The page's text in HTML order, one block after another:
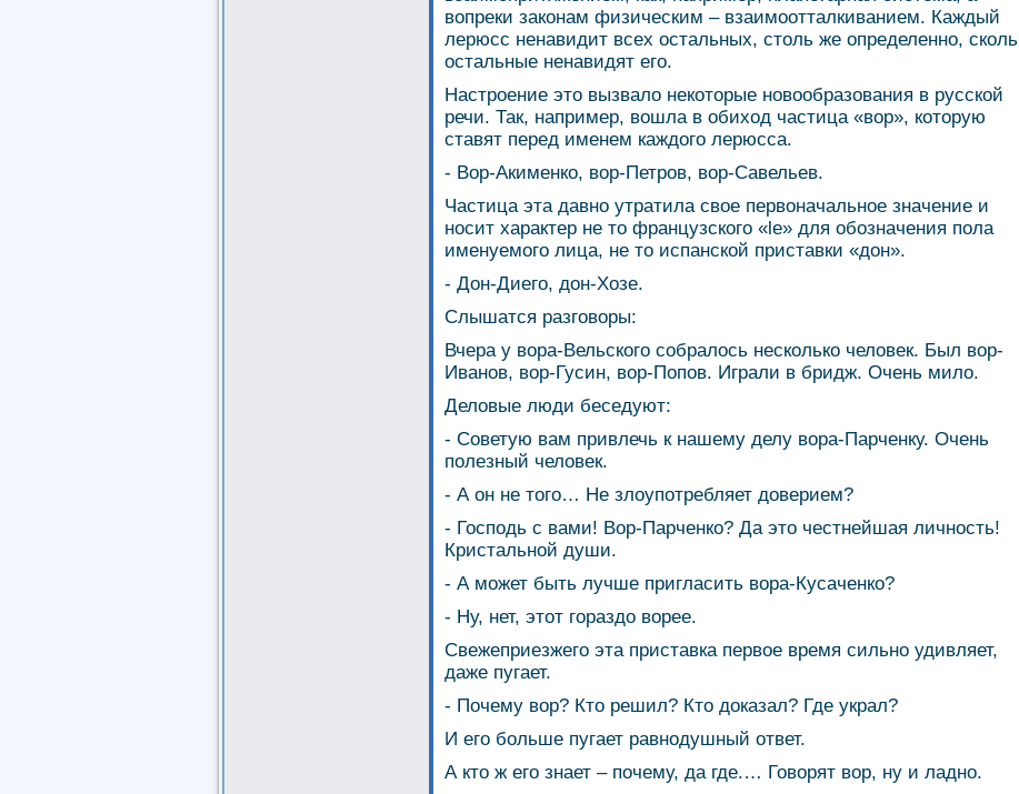
вопреки законам физическим – взаимоотталкиванием. Каждый
лерюсс ненавидит всех остальных, столь же определенно, сколь
остальные ненавидят его.
Настроение это вызвало некоторые новообразования в русской
речи. Так, например, вошла в обиход частица «вор», которую
ставят перед именем каждого лерюсса.
- Вор-Акименко, вор-Петров, вор-Савельев.
Частица эта давно утратила свое первоначальное значение и
носит характер не то французского «le» для обозначения пола
именуемого лица, не то испанской приставки «дон».
- Дон-Диего, дон-Хозе.
Слышатся разговоры:
Вчера у вора-Вельского собралось несколько человек. Был вор-
Иванов, вор-Гусин, вор-Попов. Играли в бридж. Очень мило.
Деловые люди беседуют:
- Советую вам привлечь к нашему делу вора-Парченку. Очень
полезный человек.
- А он не того… Не злоупотребляет доверием?
- Господь с вами! Вор-Парченко? Да это честнейшая личность!
Кристальной души.
- А может быть лучше пригласить вора-Кусаченко?
- Ну, нет, этот гораздо ворее.
Свежеприезжего эта приставка первое время сильно удивляет,
даже пугает.
- Почему вор? Кто решил? Кто доказал? Где украл?
И его больше пугает равнодушный ответ.
А кто ж его знает – почему, да где.… Говорят вор, ну и ладно.